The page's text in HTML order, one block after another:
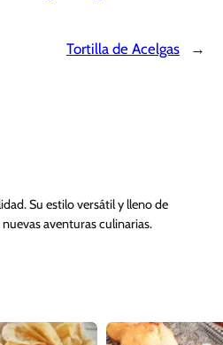
Tortilla de Acelgas →
Su estilo versátil y lleno de
aventuras culinarias.